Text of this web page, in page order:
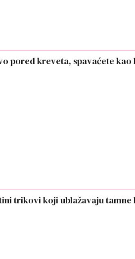
pored kreveta, spavaćete kao
trikovi koji ublažavaju